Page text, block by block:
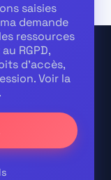
saisies
demande
ressources
RGPD,
d'accès,
Voir la
.